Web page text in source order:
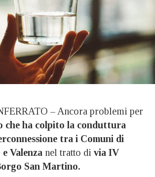
– Ancora problemi per
che ha colpito la conduttura
tra i Comuni di
Valenza nel tratto di via IV
San Martino.